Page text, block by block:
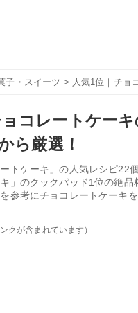
子・スイーツ > 人気1位｜チョ
コレートケー
ら厳選！
トケーキ」の人気レシピ22
キ」のクックパッド1位の絶
参考にチョコレートケーキを
クが含まれています）